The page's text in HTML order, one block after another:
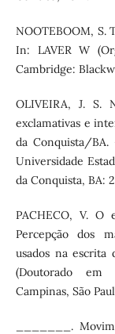
NOOTEBOOM, S.
In: LAVER W
Cambridge:
OLIVEIRA, J. S.
exclamativas e
da Conquista/BA.
Universidade
da Conquista, BA:
PACHECO, V.
Percepção dos
usados na escrita
(Doutorado em
Campinas, São
_______.